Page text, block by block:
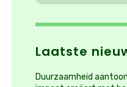
Laatste
Duurzaamheid